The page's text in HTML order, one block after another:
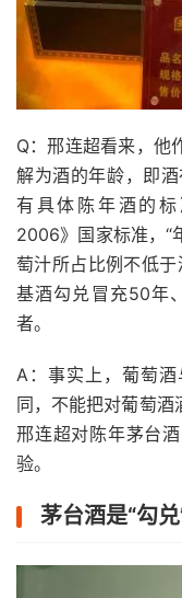
Q：邢连超看来，他
解为酒的年龄，即
有具体陈年酒的
2006》国家标准，“
萄汁所占比例不低
基酒勾兑冒充50年
者。
A：事实上，葡萄
同，不能把对葡萄酒
邢连超对陈年茅台
验。
茅台酒是“勾